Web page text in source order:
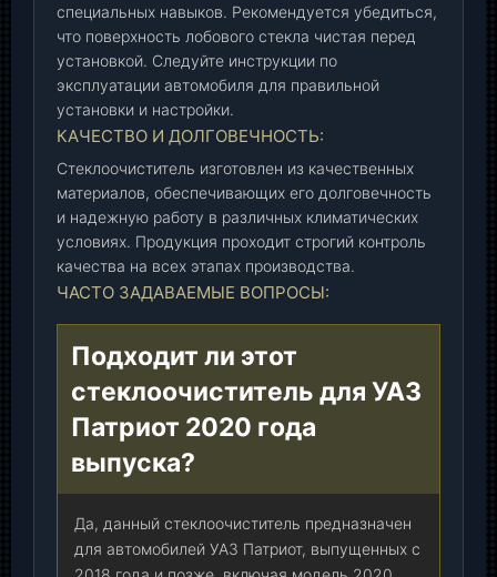
5
2
0
5
1
0
0
-
5
0
)
А
специальных навыков. Рекомендуется убедиться,
что поверхность лобового стекла чистая перед
установкой. Следуйте инструкции по
эксплуатации автомобиля для правильной
установки и настройки.
КАЧЕСТВО И ДОЛГОВЕЧНОСТЬ:
Стеклоочиститель изготовлен из качественных
материалов, обеспечивающих его долговечность
и надежную работу в различных климатических
условиях. Продукция проходит строгий контроль
качества на всех этапах производства.
ЧАСТО ЗАДАВАЕМЫЕ ВОПРОСЫ:
Подходит ли этот
стеклоочиститель для УАЗ
Патриот 2020 года
выпуска?
Да, данный стеклоочиститель предназначен
для автомобилей УАЗ Патриот, выпущенных с